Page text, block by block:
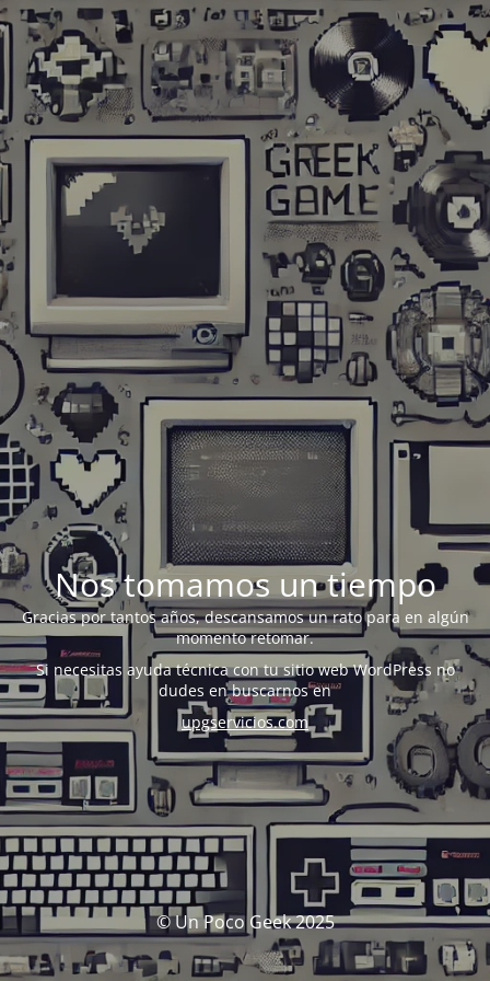
Nos tomamos un tiempo
Gracias por tantos años, descansamos un rato para en algún
momento retomar.
Si necesitas ayuda técnica con tu sitio web WordPress no
dudes en buscarnos en
upgservicios.com
© Un Poco Geek 2025